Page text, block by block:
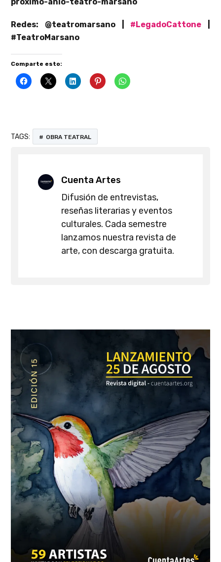
proximo-anio-teatro-marsano
Redes: @teatromarsano | #LegadoCattone
#TeatroMarsano
Comparte esto:
TAGS: OBRA TEATRAL
Cuenta Artes
Difusión de entrevistas,
reseñas literarias y eventos
culturales. Cada semestre
lanzamos nuestra revista de
arte, con descarga gratuita.